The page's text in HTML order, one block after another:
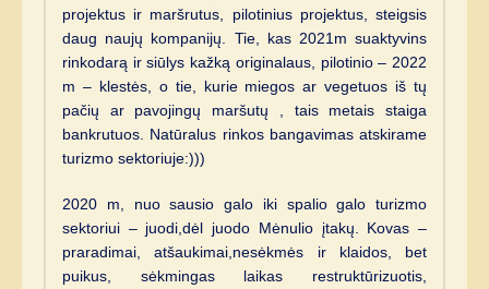
projektus ir maršrutus, pilotinius projektus, steigsis
daug naujų kompanijų. Tie, kas 2021m suaktyvins
rinkodarą ir siūlys kažką originalaus, pilotinio – 2022
m – klestės, o tie, kurie miegos ar vegetuos iš tų
pačių ar pavojingų maršutų , tais metais staiga
bankrutuos. Natūralus rinkos bangavimas atskirame
turizmo sektoriuje:)))
2020 m, nuo sausio galo iki spalio galo turizmo
sektoriui – juodi,dėl juodo Mėnulio įtakų. Kovas –
praradimai, atšaukimai,nesėkmės ir klaidos, bet
puikus, sėkmingas laikas restruktūrizuotis,